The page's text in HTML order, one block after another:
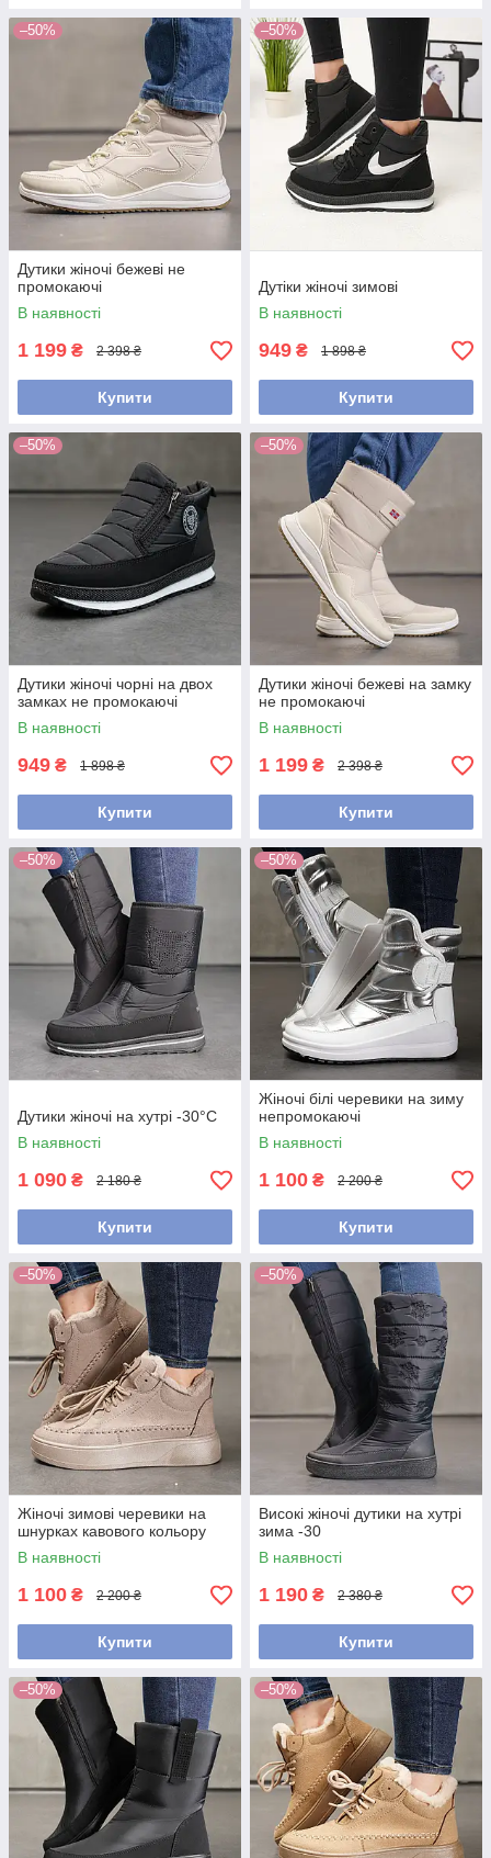
–50%
Дутики жіночі бежеві не
промокаючі
В наявності
1 199 ₴ 2 398 ₴
Купити
–50%
Дутіки жіночі зимові
В наявності
949 ₴ 1 898 ₴
Купити
–50%
Дутики жіночі чорні на двох
замках не промокаючі
В наявності
949 ₴ 1 898 ₴
Купити
–50%
Дутики жіночі бежеві на замку
не промокаючі
В наявності
1 199 ₴ 2 398 ₴
Купити
–50%
Дутики жіночі на хутрі -30°С
В наявності
1 090 ₴ 2 180 ₴
Купити
–50%
Жіночі білі черевики на зиму
непромокаючі
В наявності
1 100 ₴ 2 200 ₴
Купити
–50%
Жіночі зимові черевики на
шнурках кавового кольору
В наявності
1 100 ₴ 2 200 ₴
Купити
–50%
Високі жіночі дутики на хутрі
зима -30
В наявності
1 190 ₴ 2 380 ₴
Купити
–50% –50%